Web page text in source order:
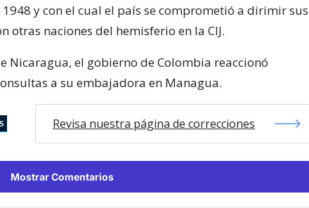
y con el cual el país se comprometió a dirimir sus
otras naciones del hemisferio en la CIJ.
Nicaragua, el gobierno de Colombia reaccionó
a su embajadora en Managua.
Revisa nuestra página de correcciones
Mostrar Comentarios